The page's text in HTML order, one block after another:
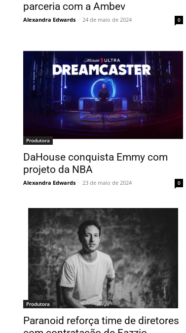
parceria com a Ambev
Alexandra Edwards - 24 de maio de 2024 0
Produtora
DaHouse conquista Emmy com
projeto da NBA
Alexandra Edwards - 23 de maio de 2024 0
Produtora
Paranoid reforça time de diretores